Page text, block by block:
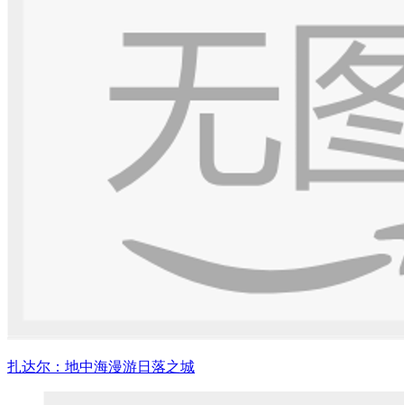
扎达尔：地中海漫游日落之城